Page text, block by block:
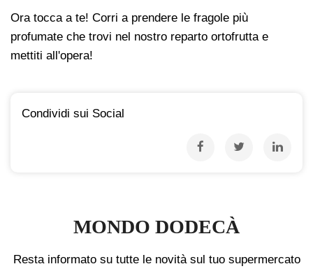
Ora tocca a te! Corri a prendere le fragole più
profumate che trovi nel nostro reparto ortofrutta e
mettiti all'opera!
Condividi sui Social
MONDO DODECÀ
Resta informato su tutte le novità sul tuo supermercato